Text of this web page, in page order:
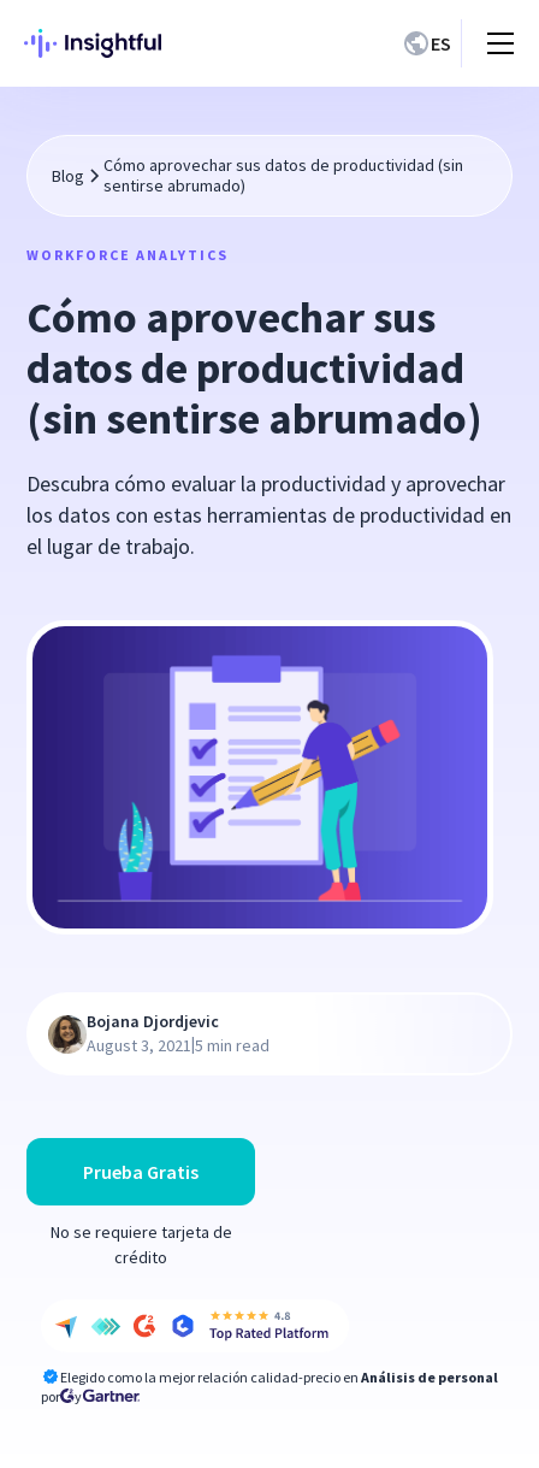
ES
Blog
Cómo aprovechar sus datos de productividad (sin
sentirse abrumado)
WORKFORCE ANALYTICS
Cómo aprovechar sus
datos de productividad
(sin sentirse abrumado)
Descubra cómo evaluar la productividad y aprovechar
los datos con estas herramientas de productividad en
el lugar de trabajo.
Prueba Gratis
No se requiere tarjeta de
crédito
Elegido como la mejor relación calidad-precio en Análisis de personal
por
y
Bojana Djordjevic
August 3, 2021|5 min read